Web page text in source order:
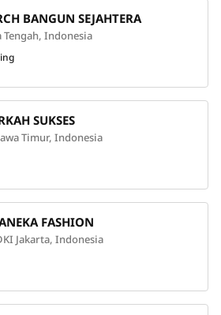
BANGUN SEJAHTERA
Tengah, Indonesia
SUKSES
Timur, Indonesia
FASHION
Jakarta, Indonesia